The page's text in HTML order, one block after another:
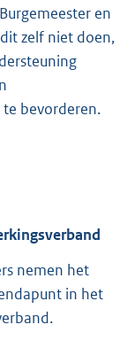
en
zelf niet doen,
bevorderen.
nemen het
in het